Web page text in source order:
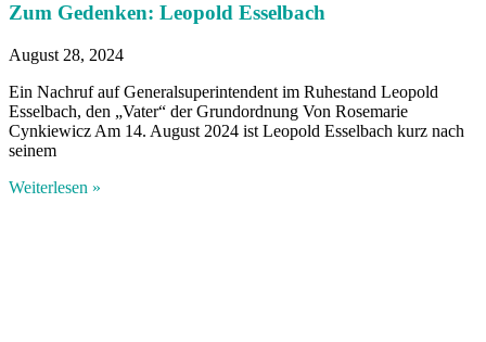
Zum Gedenken: Leopold Esselbach
August 28, 2024
Ein Nachruf auf Generalsuperintendent im Ruhestand Leopold
Esselbach, den „Vater“ der Grundordnung Von Rosemarie
Cynkiewicz Am 14. August 2024 ist Leopold Esselbach kurz nach
seinem
Weiterlesen »